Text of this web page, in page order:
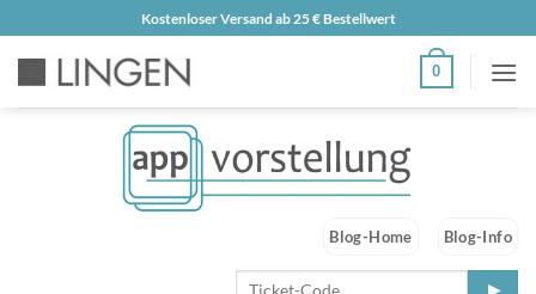
Inhalt
Kostenloser Versand ab 25 € Bestellwert
0
Blog-Home Blog-Info